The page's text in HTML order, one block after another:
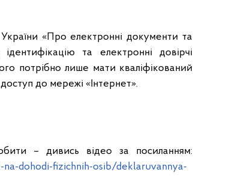
«Про електронні документи та
та електронні довірчі
потрібно лише мати кваліфікований
до мережі «Інтернет».
– дивись відео за посиланням:
dohodi-fizichnih-osib/deklaruvannya-